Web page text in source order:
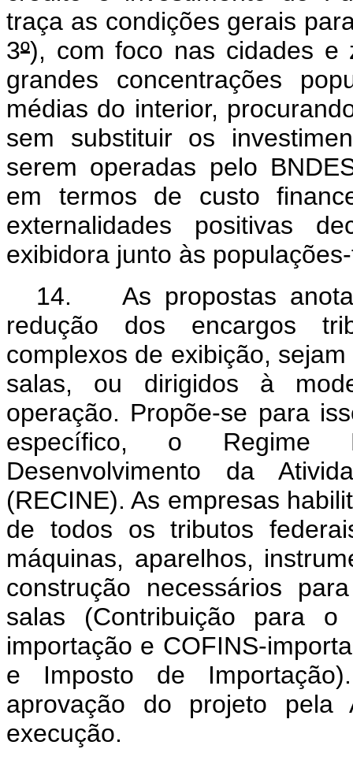
traça as condições gerais
3º), com foco nas cidades e
grandes concentrações
médias do interior,
sem substituir os
serem operadas pelo
em termos de custo
externalidades positivas
exibidora junto às
14. As propostas
redução dos encargos
complexos de exibição,
salas, ou dirigidos à
operação. Propõe-se para
específico, o Regime
Desenvolvimento da
(RECINE). As empresas
de todos os tributos
máquinas, aparelhos,
construção necessários
salas (Contribuição para o
importação e COFINS-
e Imposto de
aprovação do projeto
execução.